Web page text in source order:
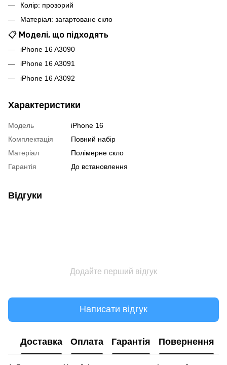
Колір: прозорий
Матеріал: загартоване скло
📋 Моделі, що підходять
iPhone 16 A3090
iPhone 16 A3091
iPhone 16 A3092
Характеристики
Модель
iPhone 16
Комплектація
Повний набір
Матеріал
Полімерне скло
Гарантія
До встановлення
Відгуки
Додайте перший відгук
Написати відгук
Доставка Оплата Гарантія Повернення